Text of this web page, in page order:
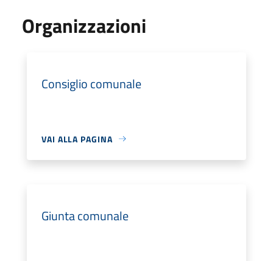
Organizzazioni
Consiglio comunale
VAI ALLA PAGINA
Giunta comunale